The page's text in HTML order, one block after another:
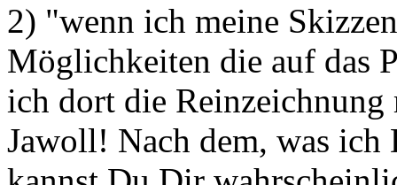
2) "wenn ich meine
Möglichkeiten die auf das
ich dort die Reinzeichnung
Jawoll! Nach dem, was ich